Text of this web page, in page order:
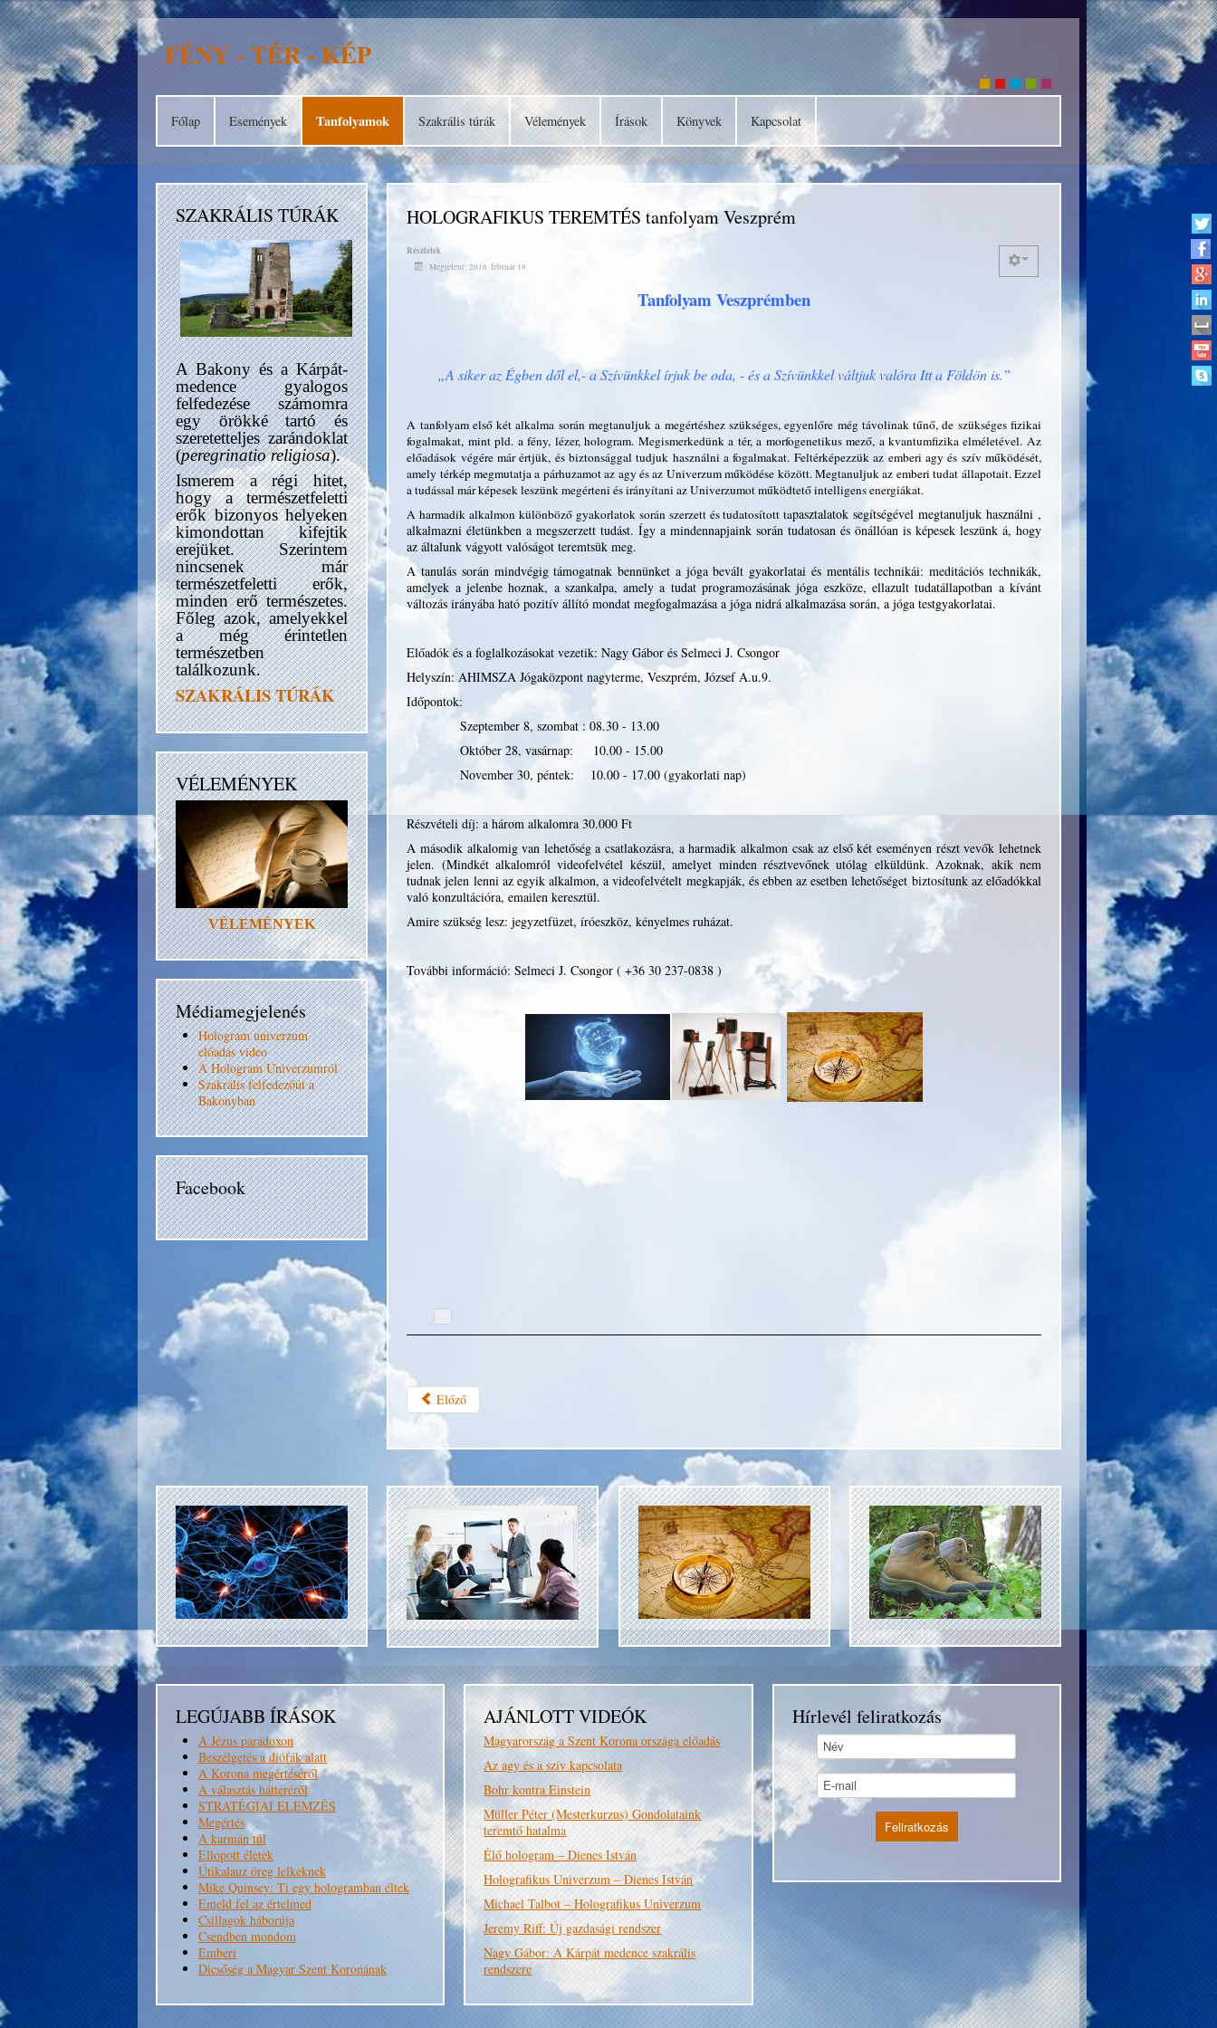
FÉNY - TÉR - KÉP
Főlap Események Tanfolyamok Szakrális túrák Vélemények Írások Könyvek Kapcsolat
SZAKRÁLIS TÚRÁK
A Bakony és a Kárpát-
medence gyalogos
felfedezése számomra
egy örökké tartó és
szeretetteljes zarándoklat
(peregrinatio religiosa).
Ismerem a régi hitet,
hogy a természetfeletti
erők bizonyos helyeken
kimondottan kifejtik
erejüket. Szerintem
nincsenek már
természetfeletti erők,
minden erő természetes.
Főleg azok, amelyekkel
a még érintetlen
természetben
találkozunk.
SZAKRÁLIS TÚRÁK
VÉLEMÉNYEK
VÉLEMÉNYEK
Médiamegjelenés
Hologram univerzum
előadás video
A Hologram Univerzumról
Szakrális felfedezőút a
Bakonyban
Facebook
HOLOGRAFIKUS TEREMTÉS tanfolyam Veszprém
Részletek
Megjelent: 2016. február 19.
Tanfolyam Veszprémben
„A siker az Égben dől el,- a Szívünkkel írjuk be oda, - és a Szívünkkel váltjuk valóra Itt a Földön is.”
A tanfolyam első két alkalma során megtanuljuk a megértéshez szükséges, egyenlőre még távolinak tűnő, de szükséges fizikai
fogalmakat, mint pld. a fény, lézer, hologram. Megismerkedünk a tér, a morfogenetikus mező, a kvantumfizika elméletével. Az
előadások végére már értjük, és biztonsággal tudjuk használni a fogalmakat. Feltérképezzük az emberi agy és szív működését,
amely térkép megmutatja a párhuzamot az agy és az Univerzum működése között. Megtanuljuk az emberi tudat állapotait. Ezzel
a tudással már képesek leszünk megérteni és irányítani az Univerzumot működtető intelligens energiákat.
A harmadik alkalmon különböző gyakorlatok során szerzett és tudatosított tapasztalatok segítségével megtanuljuk használni ,
alkalmazni életünkben a megszerzett tudást. Így a mindennapjaink során tudatosan és önállóan is képesek leszünk á, hogy
az általunk vágyott valóságot teremtsük meg.
A tanulás során mindvégig támogatnak bennünket a jóga bevált gyakorlatai és mentális technikái: meditációs technikák,
amelyek a jelenbe hoznak, a szankalpa, amely a tudat programozásának jóga eszköze, ellazult tudatállapotban a kívánt
változás irányába ható pozitív állító mondat megfogalmazása a jóga nidrá alkalmazása során, a jóga testgyakorlatai.
Előadók és a foglalkozásokat vezetik: Nagy Gábor és Selmeci J. Csongor
Helyszín: AHIMSZA Jógaközpont nagyterme, Veszprém, József A.u.9.
Időpontok:
Szeptember 8, szombat : 08.30 - 13.00
Október 28, vasárnap: 10.00 - 15.00
November 30, péntek: 10.00 - 17.00 (gyakorlati nap)
Részvételi díj: a három alkalomra 30.000 Ft
A második alkalomig van lehetőség a csatlakozásra, a harmadik alkalmon csak az első két eseményen részt vevők lehetnek
jelen. (Mindkét alkalomról videofelvétel készül, amelyet minden résztvevőnek utólag elküldünk. Azoknak, akik nem
tudnak jelen lenni az egyik alkalmon, a videofelvételt megkapják, és ebben az esetben lehetőséget biztosítunk az előadókkal
való konzultációra, emailen keresztül.
Amire szükség lesz: jegyzetfüzet, íróeszköz, kényelmes ruházat.
További információ: Selmeci J. Csongor ( +36 30 237-0838 )
Előző
LEGÚJABB ÍRÁSOK
A Jézus paradoxon
Beszélgetés a diófák alatt
A Korona megértéséről
A választás hátteréről
STRATÉGIAI ELEMZÉS
Megértés
A karmán túl
Ellopott életek
Útikalauz öreg lelkeknek
Mike Quinsey: Ti egy hologramban éltek
Emeld fel az értelmed
Csillagok háborúja
Csendben mondom
Emberi
Dicsőség a Magyar Szent Koronának
AJÁNLOTT VIDEÓK
Magyarország a Szent Korona országa előadás
Az agy és a szív kapcsolata
Bohr kontra Einstein
Müller Péter (Mesterkurzus) Gondolataink
teremtő hatalma
Élő hologram – Dienes István
Holografikus Univerzum – Dienes István
Michael Talbot – Holografikus Univerzum
Jeremy Riff: Új gazdasági rendszer
Nagy Gábor: A Kárpát medence szakrális
rendszere
Hírlevél feliratkozás